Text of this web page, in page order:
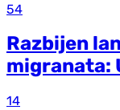
54
Razbijen
migranata:
14